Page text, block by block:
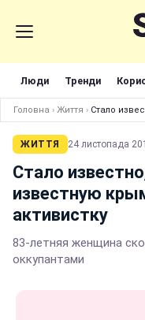
Люди Тренди
Головна › Життя › Стало
ЖИТТЯ 24 листопада
Стало
известную
активистку
83-летняя женщина
оккупантами